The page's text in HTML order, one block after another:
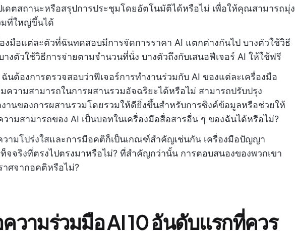
ดตสถานะหรือสรุปการประชุมโดยอัตโนมัติได้หรือไม่ เพื่อให้คุณสามารถมุ่ง
มที่ใหญ่ขึ้นได้
องมือแต่ละตัวที่ฉันทดสอบมีการจัดการราคา AI แตกต่างกันไป บางตัวใช้วิธี
างตัวใช้วิธีการจ่ายตามจำนวนที่นั่ง บางตัวถึงกับเสนอฟีเจอร์ AI ให้ใช้ฟรี
ฉันต้องการตรวจสอบว่าฟีเจอร์การทำงานร่วมกับ AI ของแต่ละเครื่องมือ
ความสามารถในการผสานรวมอัจฉริยะได้หรือไม่ สามารถปรับปรุง
านของการผสานรวมโดยรวมให้ดียิ่งขึ้นสำหรับการซิงค์ข้อมูลหรือช่วยให้
ามสามารถของ AI เป็นบอทในเครื่องมือสื่อสารอื่น ๆ ของฉันได้หรือไม่?
วามโปร่งใสและการมีอคติก็เป็นเกณฑ์สำคัญเช่นกัน เครื่องมือปัญญา
จจริงที่ตรงไปตรงมาหรือไม่? ที่สำคัญกว่านั้น การตอบสนองของพวกเขา
ศจากอคติหรือไม่?
ความร่วมมือ AI 10 อันดับแรกที่ควร